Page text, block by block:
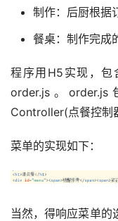
制作：后厨根据
餐桌：制作完成
程序用H5实现，包
order.js。
Controller(点餐控制
菜单的实现如下：
当然，得响应菜单的